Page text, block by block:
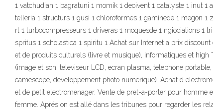
1 vatchudian 1 bagratuni 1 momik 1 deoivent 1 catalyste 1 inut 1
telleria 1 structurs 1 gusi 1 chloroformes 1 gaminede 1 megon 1
rl 1 turbocompresseurs 1 driveras 1 moquesde 1 ngiociations 1 tripis
spritus 1 scholastica 1 spiritu 1 Achat sur Internet a prix discount de
et de produits culturels (livre et musique), informatiques et high
(image et son, televiseur LCD, ecran plasma, telephone portable,
camescope, developpement photo numerique). Achat d
et de petit electromenager. Vente de pret-a-porter pour homme et
femme. Aprés on est allé dans les tribunes pour regarder les relais.